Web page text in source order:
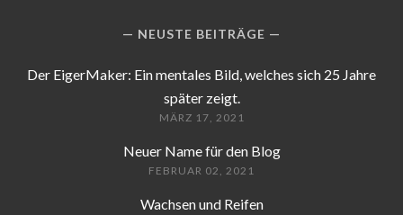
NEUSTE BEITRÄGE
Der EigerMaker: Ein mentales Bild, welches sich 25 Jahre
später zeigt.
MÄRZ 17, 2021
Neuer Name für den Blog
FEBRUAR 02, 2021
Wachsen und Reifen